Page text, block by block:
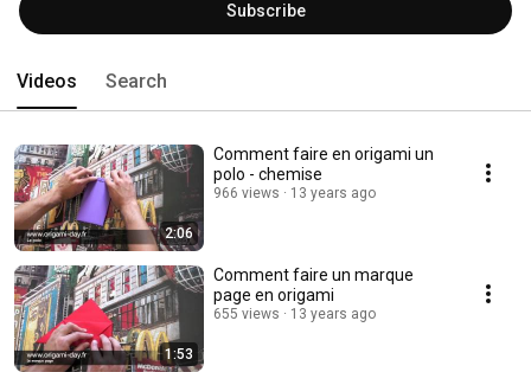
Subscribe
Videos Search
2:06
Comment faire en origami un
polo - chemise
966 views 13 years ago
1:53
Comment faire un marque
page en origami
655 views 13 years ago